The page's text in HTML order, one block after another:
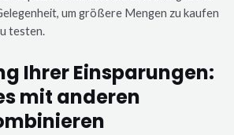
um größere Mengen zu kaufen
testen.
Ihrer Einsparungen:
mit anderen